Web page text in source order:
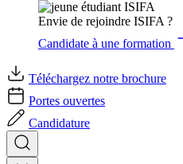
Envie de rejoindre ISIFA ?
Candidate à une formation
Téléchargez notre brochure
Portes ouvertes
Candidature